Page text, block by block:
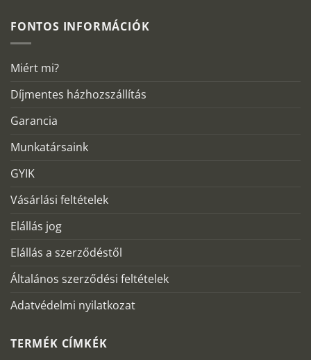
FONTOS INFORMÁCIÓK
Miért mi?
Díjmentes házhozszállítás
Garancia
Munkatársaink
GYIK
Vásárlási feltételek
Elállás jog
Elállás a szerződéstől
Általános szerződési feltételek
Adatvédelmi nyilatkozat
TERMÉK CÍMKÉK